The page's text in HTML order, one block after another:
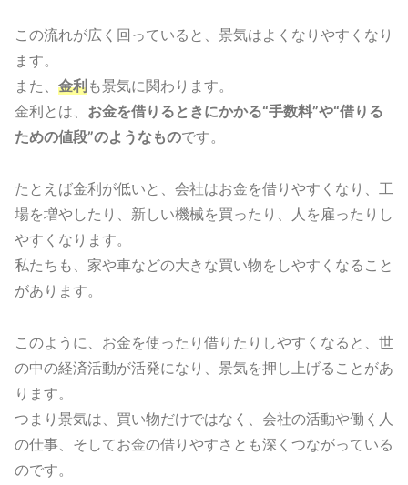
この流れが広く回っていると、景気はよくなりやすくなり
ます。
また、 金利も景気に関わります。
金利とは、 お金を借りるときにかかる“手数料”や“借りる
ための値段”のようなものです。
たとえば金利が低いと、会社はお金を借りやすくなり、工
場を増やしたり、新しい機械を買ったり、人を雇ったりし
やすくなります。
私たちも、家や車などの大きな買い物をしやすくなること
があります。
このように、お金を使ったり借りたりしやすくなると、世
の中の経済活動が活発になり、景気を押し上げることがあ
ります。
つまり景気は、買い物だけではなく、会社の活動や働く人
の仕事、そしてお金の借りやすさとも深くつながっている
のです。